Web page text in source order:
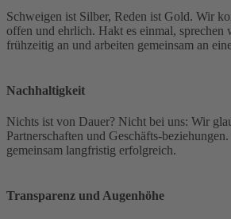
Schweigen ist Silber, Reden ist Gold. Wir
offen und ehrlich. Hakt es einmal, sprechen
frühzeitig an und arbeiten gemeinsam an
Nachhaltigkeit
Nichts ist von Dauer? Nicht bei uns: Wir
Partnerschaften und Geschäfts-
gemeinsam langfristig erfolgreich.
Transparenz und Augenhöhe